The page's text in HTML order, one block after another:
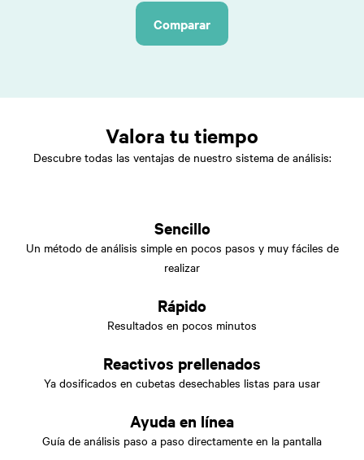
Comparar
Valora tu tiempo
Descubre todas las ventajas de nuestro sistema de análisis:
Sencillo
Un método de análisis simple en pocos pasos y muy fáciles de
realizar
Rápido
Resultados en pocos minutos
Reactivos prellenados
Ya dosificados en cubetas desechables listas para usar
Ayuda en línea
Guía de análisis paso a paso directamente en la pantalla